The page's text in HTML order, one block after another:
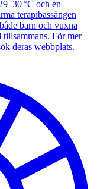
°C och en
terapibassängen
barn och vuxna
För mer
deras webbplats.